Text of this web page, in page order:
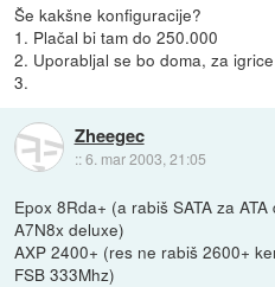
Še kakšne konfiguracije?
1. Plačal bi tam do 250.000
2. Uporabljal se bo doma, za
3.
Zheegec
::6. mar 2003, 21:05
Epox 8Rda+ (a rabiš SATA za
A7N8x deluxe)
AXP 2400+ (res ne rabiš 2600+
FSB 333Mhz)